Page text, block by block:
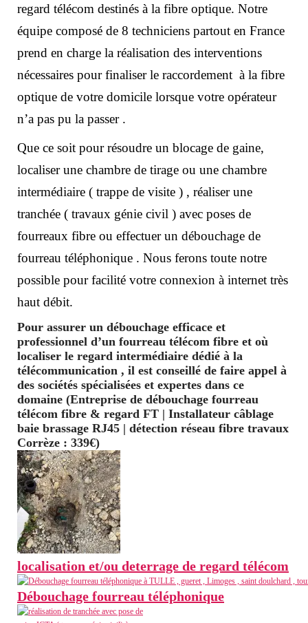
regard télécom destinés à la fibre optique. Notre
équipe composé de 8 techniciens partout en France
prend en charge la réalisation des interventions
nécessaires pour finaliser le raccordement à la fibre
optique de votre domicile lorsque votre opérateur
n’a pas pu la passer .
Que ce soit pour résoudre un blocage de gaine,
localiser une chambre de tirage ou une chambre
intermédiaire ( trappe de visite ) , réaliser une
tranchée ( travaux génie civil ) avec poses de
fourreaux fibre ou effectuer un débouchage de
fourreau téléphonique . Nous ferons toute notre
possible pour facilité votre connexion à internet très
haut débit.
Pour assurer un débouchage efficace et
professionnel d’un fourreau télécom fibre et où
localiser le regard intermédiaire dédié à la
télécommunication , il est conseillé de faire appel à
des sociétés spécialisées et expertes dans ce
domaine (Entreprise de débouchage fourreau
télécom fibre & regard FT | Installateur câblage
baie brassage RJ45 | détection réseau fibre travaux
Corrèze : 339€)
localisation et/ou deterrage de regard télécom
Débouchage fourreau téléphonique